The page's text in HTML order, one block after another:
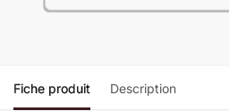
Fiche produit Description